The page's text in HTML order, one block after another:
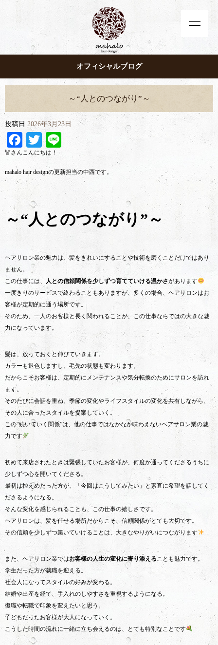
オフィシャルブログ
～“人とのつながり”～
投稿日 2026年3月23日
Facebook
Twitter
Line
皆さんこんにちは！
mahalo hair designの更新担当の中西です。
～“人とのつながり”～
ヘアサロン業の魅力は、髪をきれいにすることや技術を磨くことだけではあり
ません。
この仕事には、 人との信頼関係を少しずつ育てていける温かさがあります
一度きりのサービスで終わることもありますが、多くの場合、ヘアサロンはお
客様が定期的に通う場所です。
そのため、一人のお客様と長く関われることが、この仕事ならではの大きな魅
力になっています。
髪は、放っておくと伸びていきます。
カラーも退色しますし、毛先の状態も変わります。
だからこそお客様は、定期的にメンテナンスや気分転換のためにサロンを訪れ
ます。
そのたびに会話を重ね、季節の変化やライフスタイルの変化を共有しながら、
その人に合ったスタイルを提案していく。
この“続いていく関係”は、他の仕事ではなかなか味わえないヘアサロン業の魅
力です
初めて来店されたときは緊張していたお客様が、何度か通ってくださるうちに
少しずつ心を開いてくださる。
最初は控えめだった方が、「今回はこうしてみたい」と素直に希望を話してく
ださるようになる。
そんな変化を感じられることも、この仕事の嬉しさです。
ヘアサロンは、髪を任せる場所だからこそ、信頼関係がとても大切です。
その信頼を少しずつ築いていけることは、大きなやりがいにつながります
また、ヘアサロン業ではお客様の人生の変化に寄り添えることも魅力です。
学生だった方が就職を迎える。
社会人になってスタイルの好みが変わる。
結婚や出産を経て、手入れのしやすさを重視するようになる。
復職や転職で印象を変えたいと思う。
子どもだったお客様が大人になっていく。
こうした時間の流れに一緒に立ち会えるのは、とても特別なことです